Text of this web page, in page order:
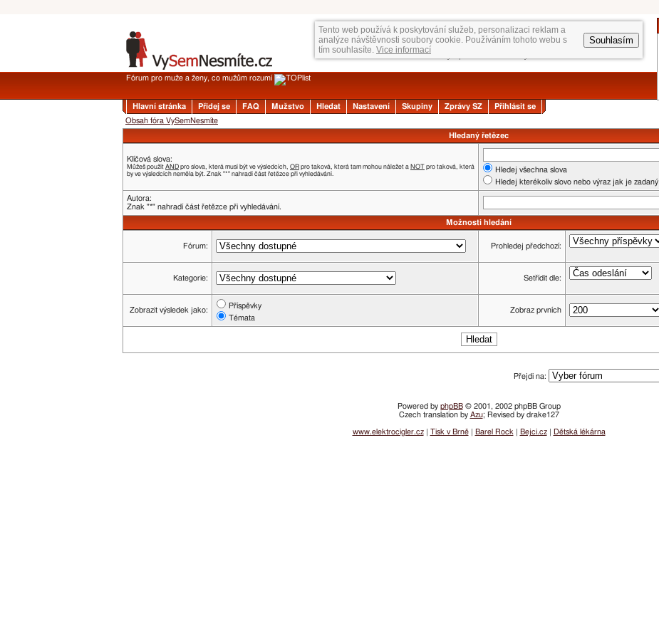
Tento web používá k poskytování služeb, personalizaci reklam a
analýze návštěvnosti soubory cookie. Používáním tohoto webu s
tím souhlasíte. Vice informací
Souhlasím
Fórum pro muže a ženy, co mužům rozumí
Hlavní stránka Přidej se FAQ Mužstvo Hledat Nastavení Skupiny Zprávy SZ
Přihlásit se
Obsah fóra VySemNesmíte
Hledaný řetězec
Klíčová slova:
Můžeš použít AND pro slova, která musí být ve výsledcích, OR pro taková, která tam mohou náležet a NOT pro taková, která
by ve výsledcích neměla být. Znak "*" nahradí část řetězce při vyhledávání.
Hledej všechna slova
Hledej kterékoliv slovo nebo výraz jak je zadaný
Autora:
Znak "*" nahradí část řetězce při vyhledávání.
Možnosti hledání
Fórum: Prohledej předchozí:
Kategorie: Setřídit dle:
Zobrazit výsledek jako:
Příspěvky
Témata
Zobraz prvních
Přejdi na:
Powered by phpBB© 2001, 2002 phpBB Group
Czech translation by Azu; Revised by drake127
www.elektrocigler.cz| Tisk v Brně| Barel Rock Bejci.cz| Dětská lékárna